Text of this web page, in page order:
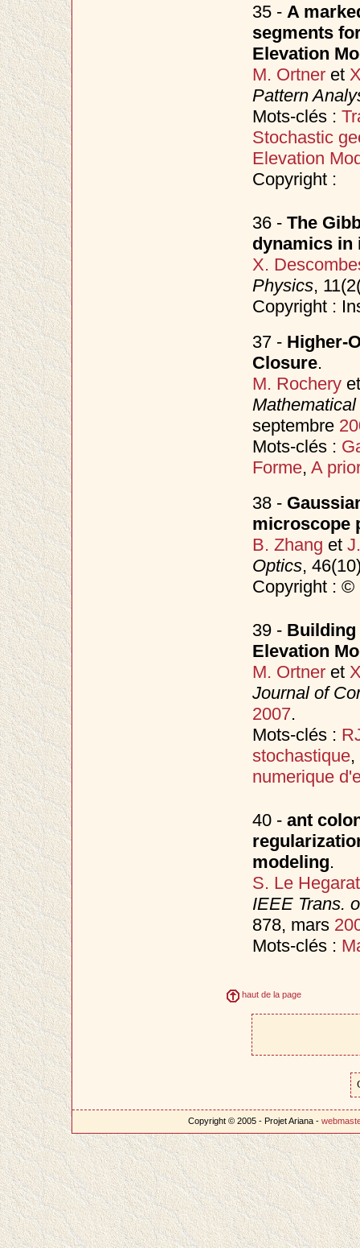
35 - A
segments
Elevation
M. Ortneret
Pattern
Mots-clés :
Stochastic
Elevation
Copyright :
36 - The
dynamics in
X.
Physics,
Copyright :
37 - Higher-
Closure.
M. Rochery
septembre
Mots-clés :
Forme, A
38 -
microscope
B. Zhang et
Optics,
Copyright : ©
39 -
Elevation
M. Ortneret
Journal of
2007.
Mots-clés :
stochastique,
numerique
40 - ant
modeling.
S. Le
IEEE Trans.
878, mars
Mots-clés :
haut de la page
Copyright © 2005 - Projet Ariana -